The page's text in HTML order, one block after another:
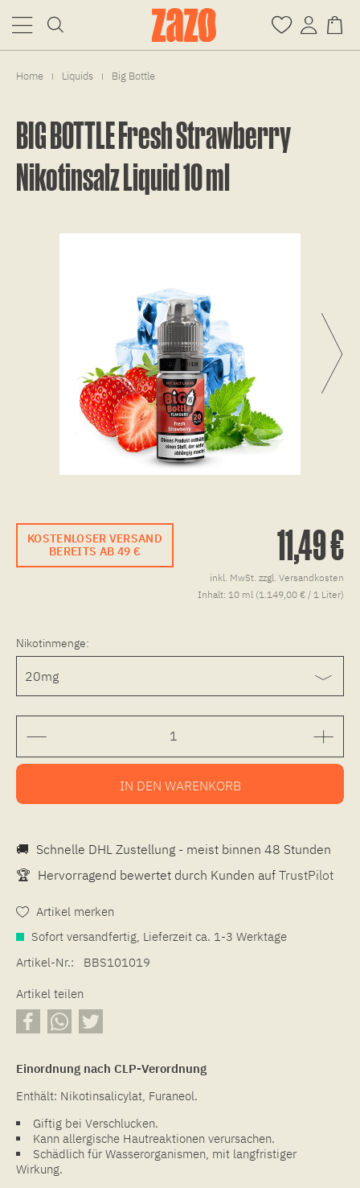
Home | Liquids | Big Bottle
BIG BOTTLE Fresh Strawberry
Nikotinsalz Liquid 10 ml
KOSTENLOSER VERSAND
BEREITS AB 49 €
11,49 €
inkl. MwSt. zzgl. Versandkosten
Inhalt: 10 ml (1.149,00 € / 1 Liter)
Nikotinmenge:
IN DEN WARENKORB
🚚 Schnelle DHL Zustellung - meist binnen 48 Stunden
🏆 Hervorragend bewertet durch Kunden auf TrustPilot
Artikel merken
Sofort versandfertig, Lieferzeit ca. 1-3 Werktage
Artikel-Nr.:
BBS101019
Artikel teilen
Einordnung nach CLP-Verordnung
Enthält: Nikotinsalicylat, Furaneol.
Giftig bei Verschlucken.
Kann allergische Hautreaktionen verursachen.
Schädlich für Wasserorganismen, mit langfristiger
Wirkung.